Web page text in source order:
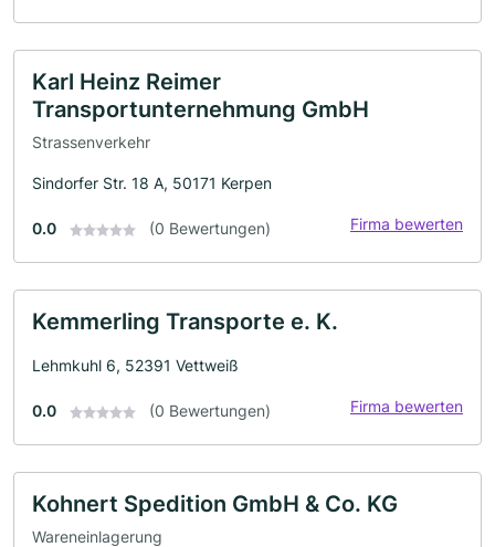
Karl Heinz Reimer
Transportunternehmung GmbH
Strassenverkehr
Sindorfer Str. 18 A, 50171 Kerpen
0.0 (0 Bewertungen) Firma bewerten
Kemmerling Transporte e. K.
Lehmkuhl 6, 52391 Vettweiß
0.0 (0 Bewertungen) Firma bewerten
Kohnert Spedition GmbH & Co. KG
Wareneinlagerung